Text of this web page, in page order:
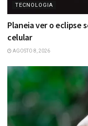
TECNOLOGIA
Planeia ver o eclipse
celular
AGOSTO 8, 2026